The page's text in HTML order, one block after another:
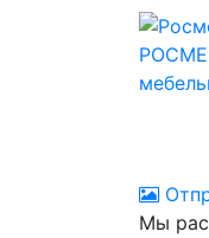
Мы